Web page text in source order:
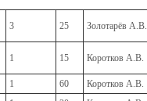
3 25 Золотарёв А.В.
1 15 Коротков А.В.
1 60
Коротков А.В.